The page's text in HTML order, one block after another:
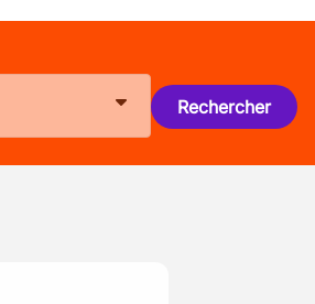
Rechercher